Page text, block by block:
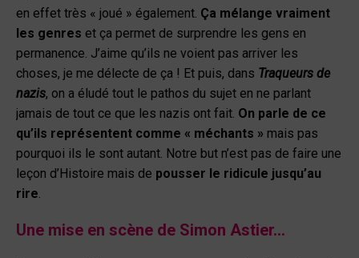
en effet très « joué » également. Ça mélange vraiment
les genres et ça permet de surprendre les gens en
permanence. J’aime qu’ils ne voient pas arriver les
choses, je me délecte de ça ! Et puis, dans Traqueurs de
nazis, on a éludé tout le pathos du sujet en ne parlant
jamais de tout ce que les nazis ont fait. On parle de ce
qu’ils représentent comme « méchants » mais pas
pourquoi ils le sont autant. Notre but n’est pas de faire une
leçon d’Histoire mais de pousser le ridicule jusqu’au
rire.
Une mise en scène de Simon Astier…